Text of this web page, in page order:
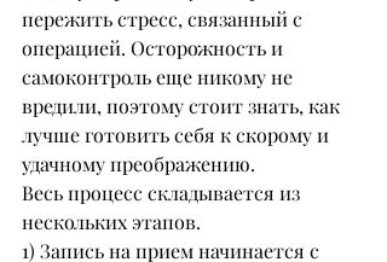
пережить стресс, связанный с
операцией. Осторожность и
самоконтроль еще никому не
вредили, поэтому стоит знать, как
лучше готовить себя к скорому и
удачному преображению.
Весь процесс складывается из
нескольких этапов.
1) Запись на прием начинается с